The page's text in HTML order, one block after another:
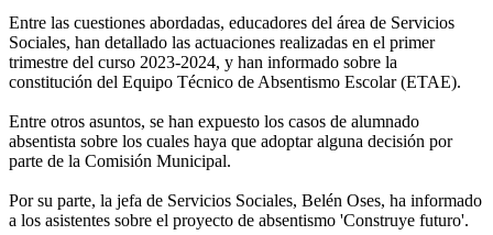
Entre las cuestiones abordadas, educadores del área de Servicios
Sociales, han detallado las actuaciones realizadas en el primer
trimestre del curso 2023-2024, y han informado sobre la
constitución del Equipo Técnico de Absentismo Escolar (ETAE).
Entre otros asuntos, se han expuesto los casos de alumnado
absentista sobre los cuales haya que adoptar alguna decisión por
parte de la Comisión Municipal.
Por su parte, la jefa de Servicios Sociales, Belén Oses, ha informado
a los asistentes sobre el proyecto de absentismo 'Construye futuro'.